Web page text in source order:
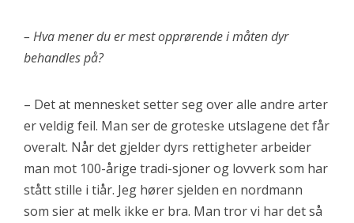
– Hva mener du er mest opprørende i måten dyr
behandles på?
– Det at mennesket setter seg over alle andre arter
er veldig feil. Man ser de groteske utslagene det får
overalt. Når det gjelder dyrs rettigheter arbeider
man mot 100-årige tradi-sjoner og lovverk som har
stått stille i tiår. Jeg hører sjelden en nordmann
som sier at melk ikke er bra. Man tror vi har det så